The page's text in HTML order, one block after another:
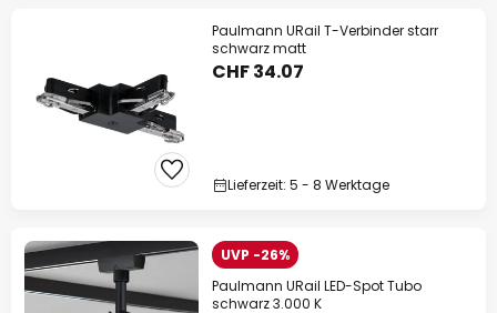
Paulmann URail T-Verbinder starr
schwarz matt
CHF 34.07
Lieferzeit: 5 - 8 Werktage
UVP -26%
Paulmann URail LED-Spot Tubo
schwarz 3.000 K